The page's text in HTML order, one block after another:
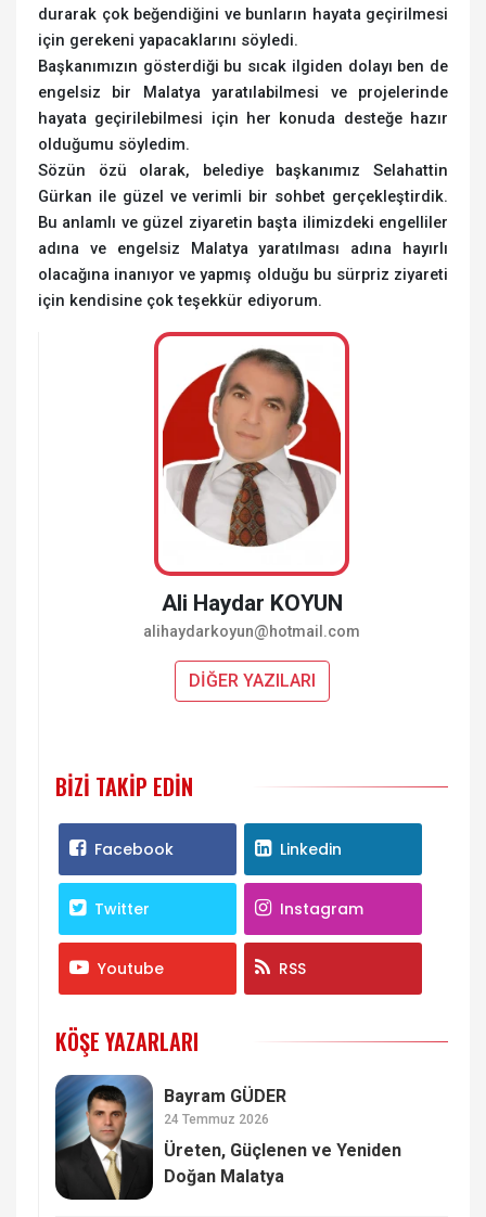
durarak çok beğendiğini ve bunların hayata geçirilmesi
için gerekeni yapacaklarını söyledi.
Başkanımızın gösterdiği bu sıcak ilgiden dolayı ben de
engelsiz bir Malatya yaratılabilmesi ve projelerinde
hayata geçirilebilmesi için her konuda desteğe hazır
olduğumu söyledim.
Sözün özü olarak, belediye başkanımız Selahattin
Gürkan ile güzel ve verimli bir sohbet gerçekleştirdik.
Bu anlamlı ve güzel ziyaretin başta ilimizdeki engelliler
adına ve engelsiz Malatya yaratılması adına hayırlı
olacağına inanıyor ve yapmış olduğu bu sürpriz ziyareti
için kendisine çok teşekkür ediyorum.
Ali Haydar KOYUN
alihaydarkoyun@hotmail.com
DİĞER YAZILARI
BIZI TAKIP EDIN
Facebook Linkedin
Twitter Instagram
Youtube RSS
KÖŞE YAZARLARI
Bayram GÜDER
24 Temmuz 2026
Üreten, Güçlenen ve Yeniden
Doğan Malatya